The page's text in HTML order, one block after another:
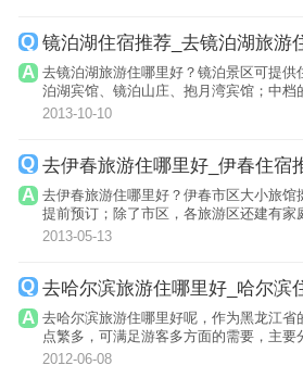
镜泊湖住宿推荐_去镜泊湖旅游
去镜泊湖旅游住哪里好？镜泊景区可提供
泊湖宾馆、镜泊山庄、抱月湾宾馆；中档
店等。
2013-10-10
去伊春旅游住哪里好_伊春住宿
去伊春旅游住哪里好？伊春市区大小旅馆
提前预订；除了市区，各旅游区还建有家
木屋登，价...
2013-05-13
去哈尔滨旅游住哪里好_哈尔滨
去哈尔滨旅游住哪里好呢，作为黑龙江省
点繁多，可满足游客多方面的需要，主要
技术开发区...
2012-06-08